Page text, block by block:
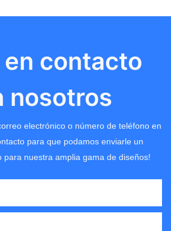
en contacto
nosotros
electrónico o número de teléfono en
para que podamos enviarle un
para nuestra amplia gama de diseños!